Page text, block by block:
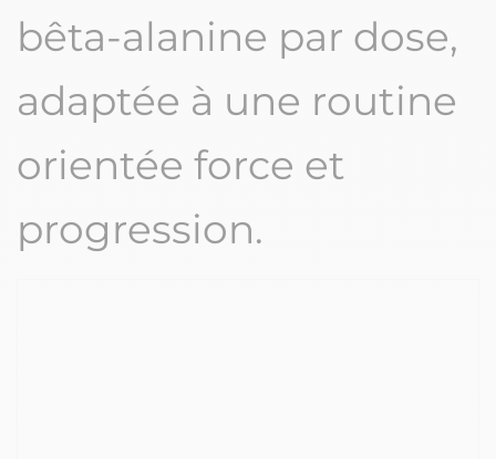
bêta-alanine par dose,
adaptée à une routine
orientée force et
progression.